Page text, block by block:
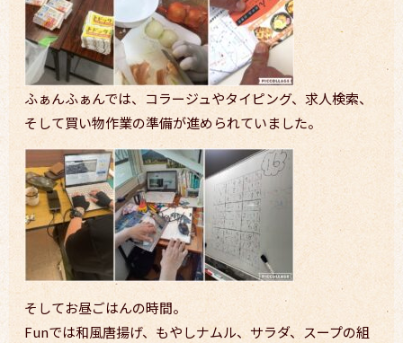
ふぁんふぁんでは、コラージュやタイピング、求人検索、
そして買い物作業の準備が進められていました。
そしてお昼ごはんの時間。
Funでは和風唐揚げ、もやしナムル、サラダ、スープの組